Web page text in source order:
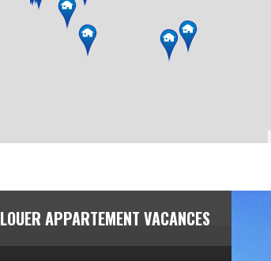
LOUER APPARTEMENT VACANCES